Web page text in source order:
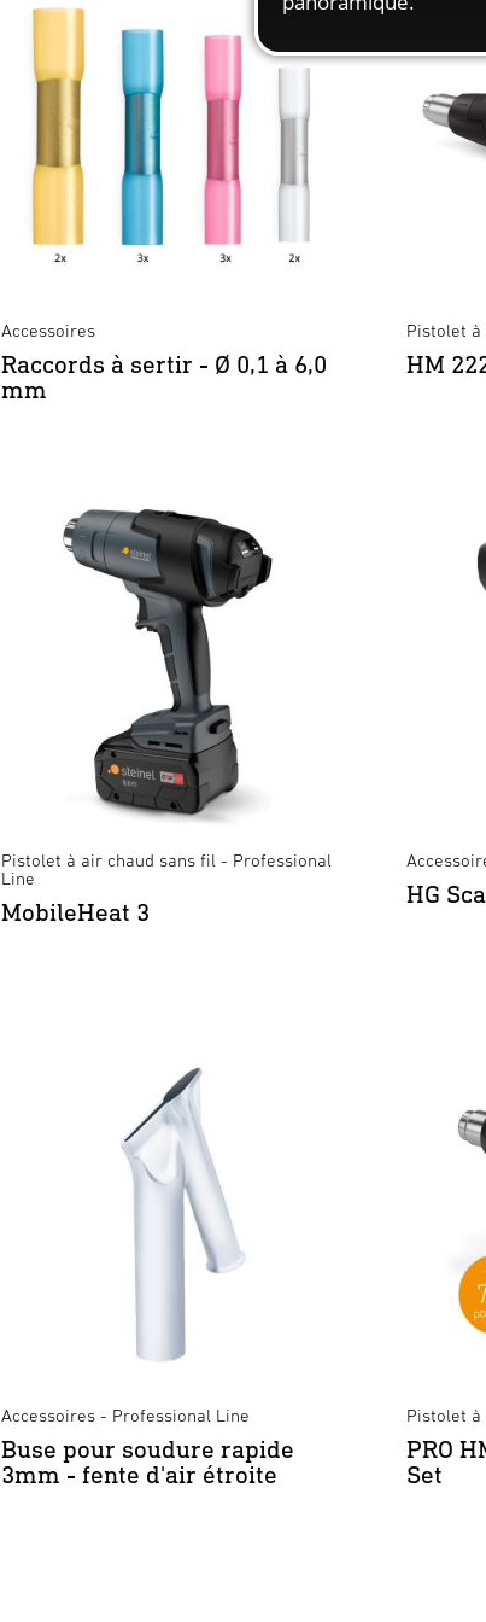
Accessoires
Raccords à sertir - Ø 0,1 à 6,0
mm
Pistolet à
HM
Pistolet à air chaud sans fil - Professional
Line
MobileHeat 3
HG
Accessoires - Professional Line
Buse pour soudure rapide
3mm - fente d'air étroite
Pistolet à
PRO
Set